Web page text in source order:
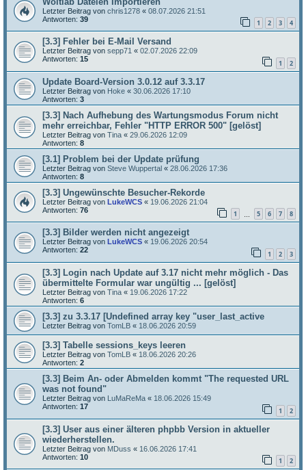
Letzter Beitrag von chris1278 « 08.07.2026 21:51
Antworten: 39 1 2 3 4
[3.3] Fehler bei E-Mail Versand
Letzter Beitrag von sepp71 « 02.07.2026 22:09
Antworten: 15 1 2
Update Board-Version 3.0.12 auf 3.3.17
Letzter Beitrag von Hoke « 30.06.2026 17:10
Antworten: 3
[3.3] Nach Aufhebung des Wartungsmodus Forum nicht
mehr erreichbar, Fehler "HTTP ERROR 500" [gelöst]
Letzter Beitrag von Tina « 29.06.2026 12:09
Antworten: 8
[3.1] Problem bei der Update prüfung
Letzter Beitrag von Steve Wuppertal « 28.06.2026 17:36
Antworten: 8
[3.3] Ungewünschte Besucher-Rekorde
Letzter Beitrag von LukeWCS « 19.06.2026 21:04
Antworten: 76 1 5 6 7 8
[3.3] Bilder werden nicht angezeigt
Letzter Beitrag von LukeWCS « 19.06.2026 20:54
Antworten: 22 1 2 3
[3.3] Login nach Update auf 3.17 nicht mehr möglich - Das
übermittelte Formular war ungültig ... [gelöst]
Letzter Beitrag von Tina « 19.06.2026 17:22
Antworten: 6
[3.3] zu 3.3.17 [Undefined array key "user_last_active
Letzter Beitrag von TomLB « 18.06.2026 20:59
[3.3] Tabelle sessions_keys leeren
Letzter Beitrag von TomLB « 18.06.2026 20:26
Antworten: 2
[3.3] Beim An- oder Abmelden kommt "The requested URL
was not found"
Letzter Beitrag von LuMaReMa « 18.06.2026 15:49
Antworten: 17 1 2
[3.3] User aus einer älteren phpbb Version in aktueller
wiederherstellen.
Letzter Beitrag von MDuss « 16.06.2026 17:41
Antworten: 10 1 2